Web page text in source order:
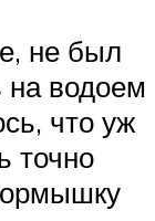
не был
на водоем
что уж
точно